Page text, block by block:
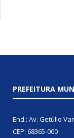
PREFEITURA
End.: Av. Getúlio
CEP: 68365-000